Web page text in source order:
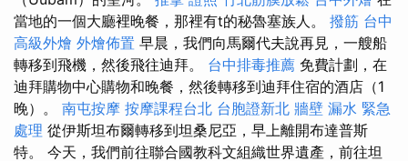
當地的一個大廳裡晚餐，那裡有t的秘魯塞族人。 撥筋 台中
高級外燴 外燴佈置 早晨，我們向馬爾代夫說再見，一艘船
轉移到飛機，然後飛往迪拜。 台中排毒推薦 免費計劃，在
迪拜購物中心購物和晚餐，然後轉移到迪拜住宿的酒店（1
晚）。 南屯按摩 按摩課程台北 台胞證新北 牆壁 漏水 緊急
處理 從伊斯坦布爾轉移到坦桑尼亞，早上離開布達普斯
特。 今天，我們前往聯合國教科文組織世界遺產，前往坦